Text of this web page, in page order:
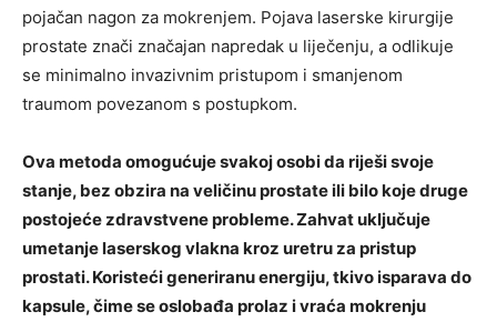
pojačan nagon za mokrenjem. Pojava laserske kirurgije
prostate znači značajan napredak u liječenju, a odlikuje
se minimalno invazivnim pristupom i smanjenom
traumom povezanom s postupkom.
Ova metoda omogućuje svakoj osobi da riješi svoje
stanje, bez obzira na veličinu prostate ili bilo koje druge
postojeće zdravstvene probleme. Zahvat uključuje
umetanje laserskog vlakna kroz uretru za pristup
prostati. Koristeći generiranu energiju, tkivo isparava do
kapsule, čime se oslobađa prolaz i vraća mokrenju